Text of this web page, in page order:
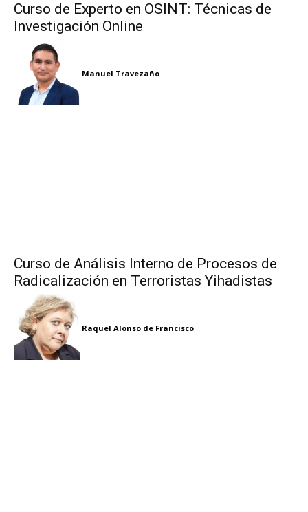
Curso de Experto en OSINT: Técnicas de
Investigación Online
Manuel Travezaño
Curso de Análisis Interno de Procesos de
Radicalización en Terroristas Yihadistas
Raquel Alonso de Francisco